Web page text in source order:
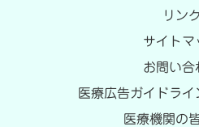
リンク
サイトマ
お問い合
医療広告ガイドラ
医療機関の